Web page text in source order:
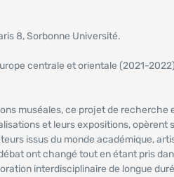
8, Sorbonne Université.
centrale et orientale (2021-
muséales, ce projet de recherche
et leurs expositions, opèrent
issus du monde académique,
ont changé tout en étant pris
interdisciplinaire de longue